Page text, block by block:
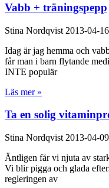
Vabb + träningspepp
Stina Nordqvist 2013-04-16
Idag är jag hemma och
får man i barn flytande
INTE populär
Läs mer »
Ta en solig
Stina Nordqvist 2013-04-09
Äntligen får vi njuta av
Vi blir pigga och glada
regleringen av